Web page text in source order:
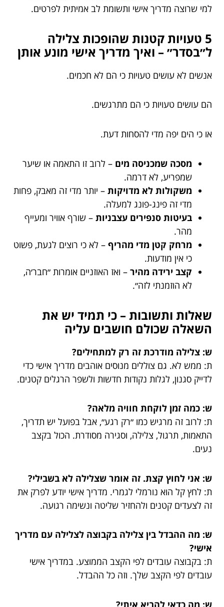
למי שרוצה מדריך אישי ותשומת לב אמיתית לפרטים.
5 טעויות קטנות שהופכות צלילה
ל״בסדר״ – ואיך מדריך אישי מונע אותן
אנשים לא עושים טעויות כי הם לא חכמים.
הם עושים טעויות כי הם מתרגשים.
או כי הים יפה מדי להסחות דעת.
מסכה שמכניסה מים – לרוב זו התאמה או שיער
שמפריע, לא דרמה.
משקולות לא מדויקות – יותר מדי זה מאבק, פחות
מדי זה פינג-פונג למעלה.
בעיטות סנפירים עצבניות – שורף אוויר ומעייף
מהר.
מרחק קטן מדי מהריף – לא כי רוצים לגעת, פשוט
כי אין מודעות.
קצב ירידה מהיר – ואז האוזניים אומרות ״חבר׳ה,
לא הוזמנתי לזה״.
שאלות ותשובות – כי תמיד יש את
השאלה שכולם חושבים עליה
ש: צלילה מודרכת זה רק למתחילים?
ת: ממש לא. גם צוללים מנוסים אוהבים מדריך אישי כדי
לדייק סגנון, לגלות נקודות חדשות ולשפר הרגלים קטנים.
ש: כמה זמן לוקחת חוויה מלאה?
ת: לרוב זה מרגיש כמו ״רק רגע״, אבל בפועל יש תדריך,
התאמות, תרגול, צלילה, וסגירה מסודרת. הכול בקצב
נעים.
ש: אני לחוץ קצת. זה אומר שצלילה לא בשבילי?
ת: לחץ קל הוא נורמלי לגמרי. מדריך אישי יודע לפרק את
זה לצעדים קטנים ולהחזיר שליטה ונשימה רגועה.
ש: מה ההבדל בין צלילה בקבוצה לצלילה עם מדריך
אישי?
ת: בקבוצה עובדים לפי הקצב הממוצע. במדריך אישי
עובדים לפי הקצב שלך. וזה כל ההבדל.
ש: מה כדאי להביא איתי?